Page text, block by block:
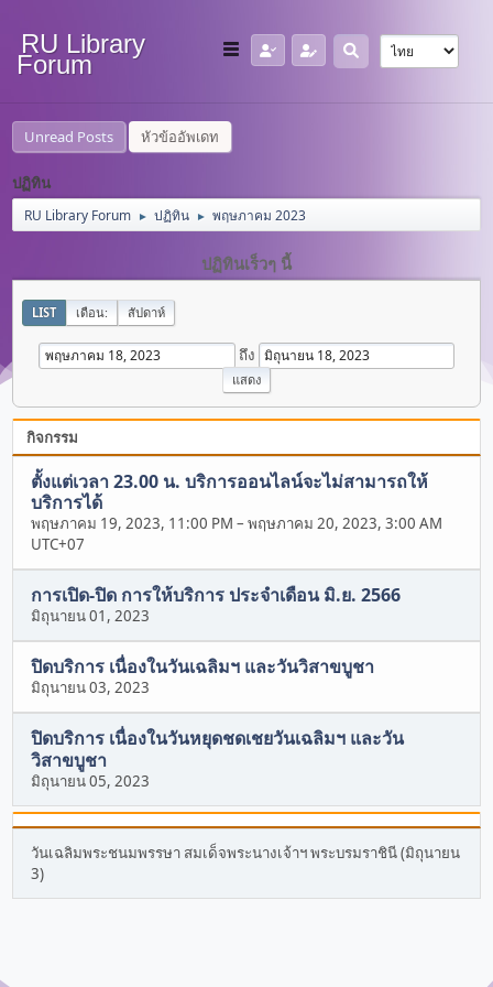
RU Library
Forum
Unread Posts หัวข้ออัพเดท
ปฏิทิน
RU Library Forum ► ปฏิทิน ► พฤษภาคม 2023
ปฏิทินเร็วๆ นี้
LIST เดือน: สัปดาห์
ถึง
กิจกรรม
ตั้งแต่เวลา 23.00 น. บริการออนไลน์จะไม่สามารถให้
บริการได้
พฤษภาคม 19, 2023, 11:00 PM –พฤษภาคม 20, 2023, 3:00 AM
UTC+07
การเปิด-ปิด การให้บริการ ประจำเดือน มิ.ย. 2566
มิถุนายน 01, 2023
ปิดบริการ เนื่องในวันเฉลิมฯ และวันวิสาขบูชา
มิถุนายน 03, 2023
ปิดบริการ เนื่องในวันหยุดชดเชยวันเฉลิมฯ และวัน
วิสาขบูชา
มิถุนายน 05, 2023
วันเฉลิมพระชนมพรรษา สมเด็จพระนางเจ้าฯ พระบรมราชินี (มิถุนายน
3)